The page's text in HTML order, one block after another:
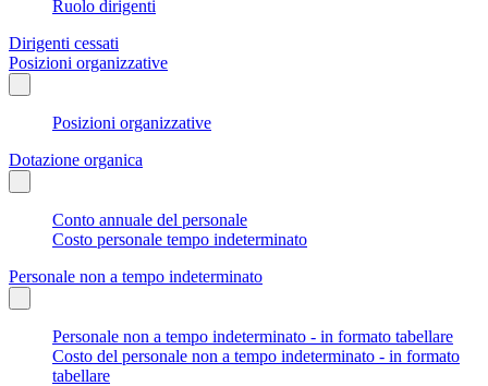
Ruolo dirigenti
Dirigenti cessati
Posizioni organizzative
Posizioni organizzative
Dotazione organica
Conto annuale del personale
Costo personale tempo indeterminato
Personale non a tempo indeterminato
Personale non a tempo indeterminato - in formato tabellare
Costo del personale non a tempo indeterminato - in formato
tabellare